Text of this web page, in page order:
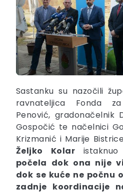
Sastanku su nazočili
ravnateljica Fonda
Penović, gradonačelnik
Gospočić te načelnici
Krizmanić i Marije
Željko Kolar
počela dok ona nije
dok se kuće ne počnu
zadnje koordinacije